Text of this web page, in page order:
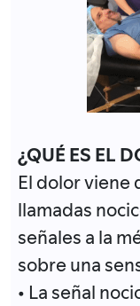
¿QUÉ ES EL
El dolor viene
llamadas
señales a la
sobre una
• La señal